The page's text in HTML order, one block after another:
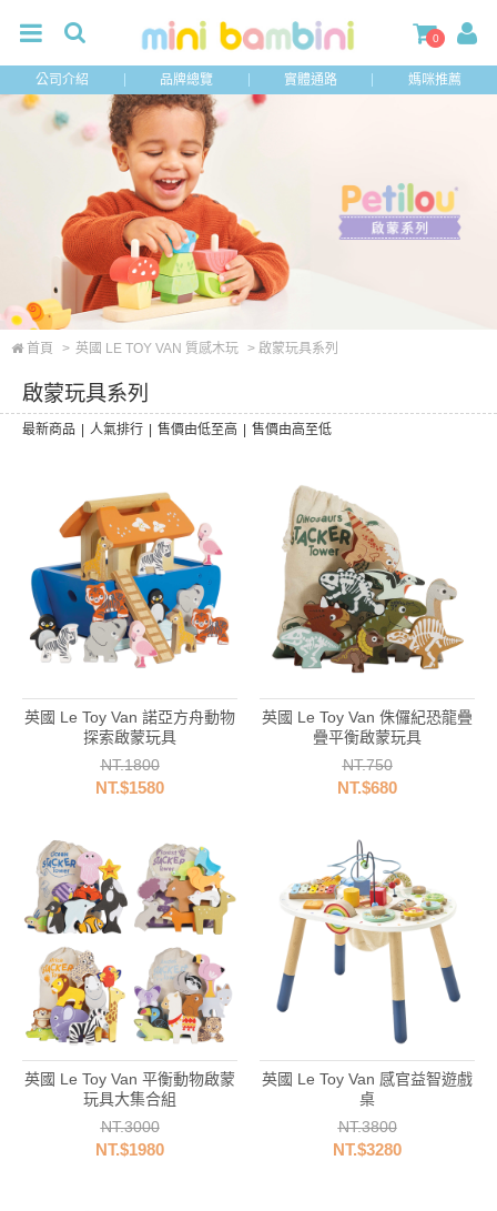
0
公司介紹 品牌總覽 實體通路 媽咪推薦
首頁 > 英國 LE TOY VAN 質感木玩 > 啟蒙玩具系列
啟蒙玩具系列
最新商品 人氣排行 售價由低至高 售價由高至低
英國 Le Toy Van 諾亞方舟動物
探索啟蒙玩具
NT.1800
NT.$1580
英國 Le Toy Van 侏儸紀恐龍疊
疊平衡啟蒙玩具
NT.750
NT.$680
英國 Le Toy Van 平衡動物啟蒙
玩具大集合組
NT.3000
NT.$1980
英國 Le Toy Van 感官益智遊戲
桌
NT.3800
NT.$3280